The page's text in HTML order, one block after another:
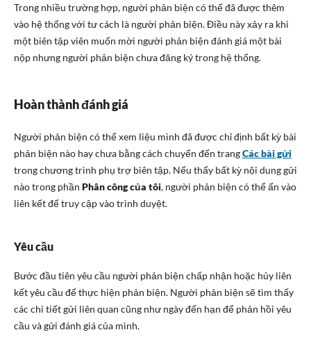
Trong nhiều trường hợp, người phản biện có thể đã được thêm
vào hệ thống với tư cách là người phản biện. Điều này xảy ra khi
một biên tập viên muốn mời người phản biện đánh giá một bài
nộp nhưng người phản biện chưa đăng ký trong hệ thống.
Hoàn thành đánh giá
Người phản biện có thể xem liệu mình đã được chỉ định bất kỳ bài
phản biện nào hay chưa bằng cách chuyển đến trangCác bài gửi
trong chương trình phụ trợ biên tập. Nếu thấy bất kỳ nội dung gửi
nào trong phần Phân công của tôi, người phản biện có thể ấn vào
liên kết để truy cập vào trình duyệt.
Yêu cầu
Bước đầu tiên yêu cầu người phản biện chấp nhận hoặc hủy liên
kết yêu cầu để thực hiện phản biện. Người phản biện sẽ tìm thấy
các chi tiết gửi liên quan cũng như ngày đến hạn để phản hồi yêu
cầu và gửi đánh giá của mình.